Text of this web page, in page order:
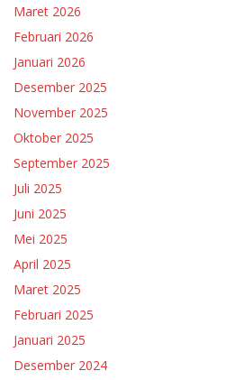
Maret 2026
Februari 2026
Januari 2026
Desember 2025
November 2025
Oktober 2025
September 2025
Juli 2025
Juni 2025
Mei 2025
April 2025
Maret 2025
Februari 2025
Januari 2025
Desember 2024